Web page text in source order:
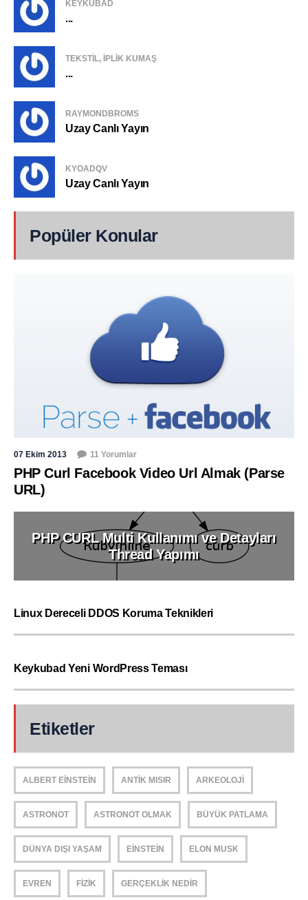
KEYKUBAD
...
TEKSTIL, IPLIK KUMAŞ
...
RAYMONDBROMS
Uzay Canlı Yayın
KYOADQV
Uzay Canlı Yayın
Popüler Konular
07 Ekim 2013 11 Yorumlar
PHP Curl Facebook Video Url Almak (Parse
URL)
PHP CURL Multi Kullanımı ve Detayları
Thread Yapımı
Linux Dereceli DDOS Koruma Teknikleri
Keykubad Yeni WordPress Teması
Etiketler
ALBERT EINSTEIN ANTIK MISIR ARKEOLOJI
ASTRONOT ASTRONOT OLMAK BÜYÜK PATLAMA
DÜNYA DIŞI YAŞAM EINSTEIN ELON MUSK
EVREN FIZIK GERÇEKLIK NEDIR